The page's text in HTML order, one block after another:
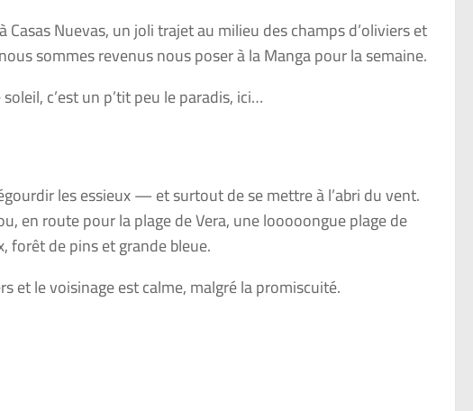
Nuevas, un joli trajet au milieu des champs d’oliviers et
sommes revenus nous poser à la Manga pour la semaine.
c’est un p’tit peu le paradis, ici…
les essieux — et surtout de se mettre à l’abri du vent.
en route pour la plage de Vera, une looooongue plage de
forêt de pins et grande bleue.
et le voisinage est calme, malgré la promiscuité.